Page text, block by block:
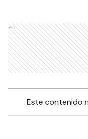
Ads
Este contenido